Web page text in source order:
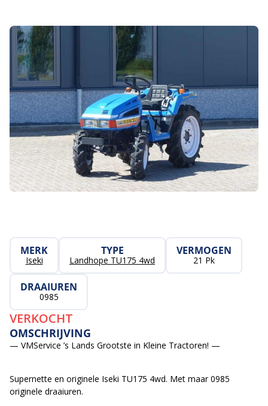
MERK
Iseki
TYPE
Landhope TU175 4wd
VERMOGEN
21 Pk
DRAAIUREN
0985
VERKOCHT
OMSCHRIJVING
— VMService ’s Lands Grootste in Kleine Tractoren! —
Supernette en originele Iseki TU175 4wd. Met maar 0985
originele draaiuren.